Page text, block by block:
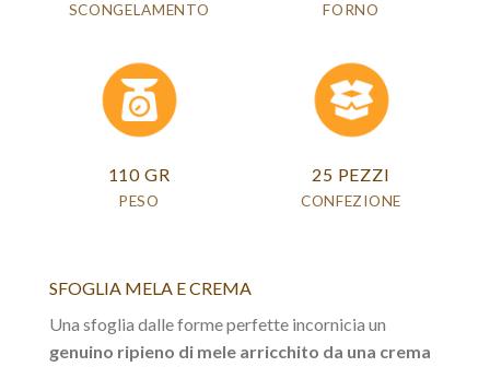
SCONGELAMENTO FORNO
110 GR
PESO
25 PEZZI
CONFEZIONE
SFOGLIA MELA E CREMA
Una sfoglia dalle forme perfette incornicia un
genuino ripieno di mele arricchito da una crema